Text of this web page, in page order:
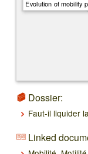
Evolution of mobility
Dossier:
Faut-il liquider
Linked